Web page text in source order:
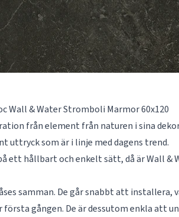
Wall & Water Stromboli Marmor 60x120
från element från naturen i sina
uttryck som är i linje med dagens trend.
ett hållbart och enkelt sätt, då är Wall &
samman. De går snabbt att installera,
gången. De är dessutom enkla att